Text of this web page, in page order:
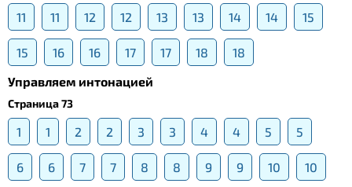
11 11 12 12 13 13 14 14 15
15 16 16 17 17 18
18
Управляем интонацией
Страница 73
1 1 2 2 3 3 4 4 5 5
6 6 7 7 8 8 9 9 10 10